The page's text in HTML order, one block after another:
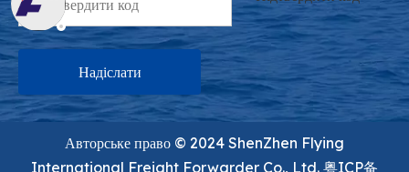
Надіслати
Авторське право ©️ 2024 ShenZhen Flying
International Freight Forwarder Co., Ltd. 粤ICP备